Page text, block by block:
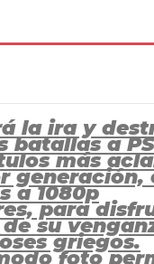
la ira y
batallas a
más
generación,
a 1080p
para
su
griegos.
foto